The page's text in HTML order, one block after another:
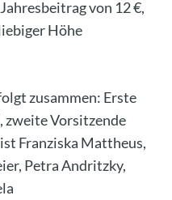
von 12 €,
Höhe
zusammen: Erste
zweite Vorsitzende
Franziska Mattheus,
Petra Andritzky,